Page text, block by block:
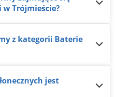
w Trójmieście?